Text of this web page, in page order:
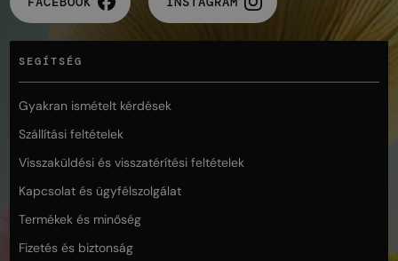
SEGÍTSÉG
Gyakran ismételt kérdések
Szállítási feltételek
Visszaküldési és visszatérítési feltételek
Kapcsolat és ügyfélszolgálat
Termékek és minőség
Fizetés és biztonság